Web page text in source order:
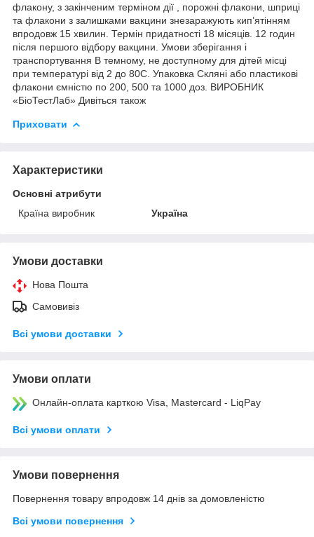
флакону, з закінченим терміном дії , порожні флакони, шприці
та флакони з залишками вакцини знезаражують кип’ятінням
впродовж 15 хвилин. Термін придатності 18 місяців. 12 годин
після першого відбору вакцини. Умови зберігання і
транспортування В темному, не доступному для дітей місці
при температурі від 2 до 80С. Упаковка Скляні або пластикові
флакони ємністю по 200, 500 та 1000 доз. ВИРОБНИК
«БіоТестЛаб» Дивіться також
Приховати
Характеристики
Основні атрибути
Країна виробник
Україна
Умови доставки
Нова Пошта
Самовивіз
Всі умови доставки
Умови оплати
Онлайн-оплата карткою Visa, Mastercard - LiqPay
Всі умови оплати
Умови повернення
Повернення товару впродовж 14 днів за домовленістю
Всі умови повернення